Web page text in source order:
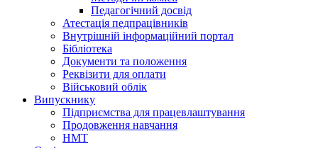
Педагогічний досвід
Атестація педпрацівників
Внутрішній інформаційний портал
Бібліотека
Документи та положення
Реквізити для оплати
Військовий облік
Випускнику
Підприємства для працевлаштування
Продовження навчання
НМТ